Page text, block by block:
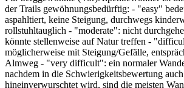
der Trails gewöhnungsbedürftig: - "easy"
aspahltiert, keine Steigung, durchwegs
rollstuhltauglich - "moderate": nicht
könnte stellenweise auf Natur treffen -
möglicherweise mit Steigung/Gefälle,
Almweg - "very difficult": ein normaler
nachdem in die Schwierigkeitsbewertung
hineinverwurschtet wird, sind die meisten